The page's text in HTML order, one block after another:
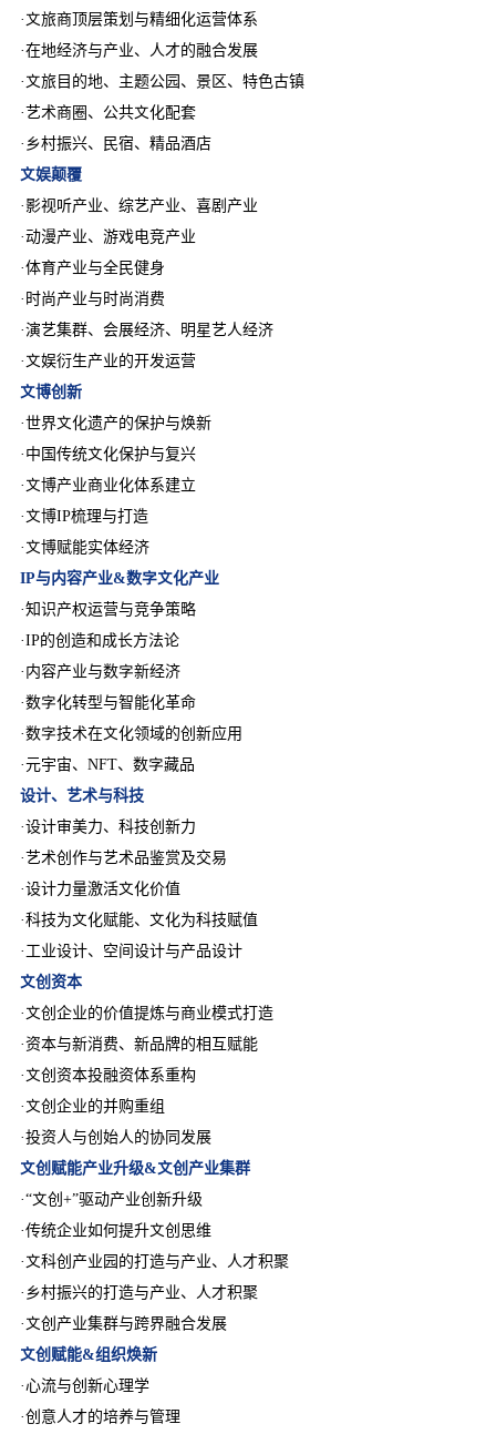
·文旅商顶层策划与精细化运营体系
·在地经济与产业、人才的融合发展
·文旅目的地、主题公园、景区、特色古镇
·艺术商圈、公共文化配套
·乡村振兴、民宿、精品酒店
文娱颠覆
·影视听产业、综艺产业、喜剧产业
·动漫产业、游戏电竞产业
·体育产业与全民健身
·时尚产业与时尚消费
·演艺集群、会展经济、明星艺人经济
·文娱衍生产业的开发运营
文博创新
·世界文化遗产的保护与焕新
·中国传统文化保护与复兴
·文博产业商业化体系建立
·文博IP梳理与打造
·文博赋能实体经济
IP与内容产业&数字文化产业
·知识产权运营与竞争策略
·IP的创造和成长方法论
·内容产业与数字新经济
·数字化转型与智能化革命
·数字技术在文化领域的创新应用
·元宇宙、NFT、数字藏品
设计、艺术与科技
·设计审美力、科技创新力
·艺术创作与艺术品鉴赏及交易
·设计力量激活文化价值
·科技为文化赋能、文化为科技赋值
·工业设计、空间设计与产品设计
文创资本
·文创企业的价值提炼与商业模式打造
·资本与新消费、新品牌的相互赋能
·文创资本投融资体系重构
·文创企业的并购重组
·投资人与创始人的协同发展
文创赋能产业升级&文创产业集群
·“文创+”驱动产业创新升级
·传统企业如何提升文创思维
·文科创产业园的打造与产业、人才积聚
·乡村振兴的打造与产业、人才积聚
·文创产业集群与跨界融合发展
文创赋能&组织焕新
·心流与创新心理学
·创意人才的培养与管理